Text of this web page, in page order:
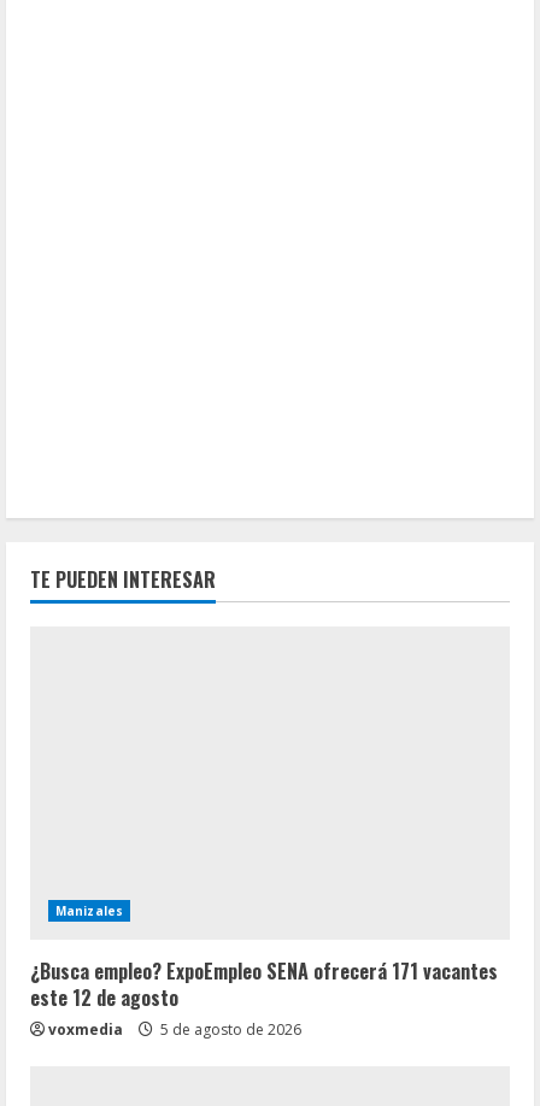
TE PUEDEN INTERESAR
Manizales
¿Busca empleo? ExpoEmpleo SENA ofrecerá 171 vacantes
este 12 de agosto
voxmedia 5 de agosto de 2026